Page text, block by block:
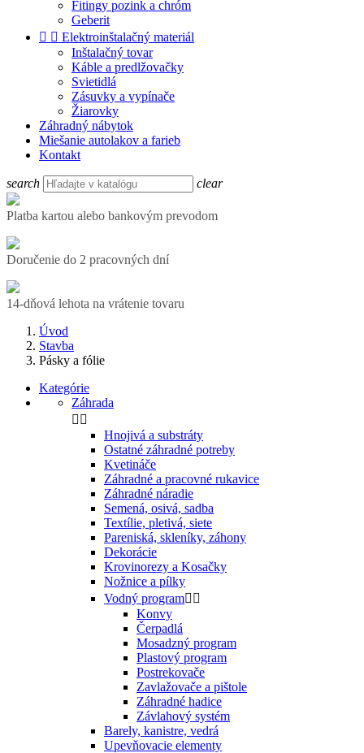
Fitingy pozink a chróm
Geberit
  Elektroinštalačný materiál
Inštalačný tovar
Káble a predlžovačky
Svietidlá
Zásuvky a vypínače
Žiarovky
Záhradný nábytok
Miešanie autolakov a farieb
Kontakt
search clear
Platba kartou alebo bankovým prevodom
Doručenie do 2 pracovných dní
14-dňová lehota na vrátenie tovaru
Úvod
Stavba
Pásky a fólie
Kategórie
Záhrada
 
Hnojivá a substráty
Ostatné záhradné potreby
Kvetináče
Záhradné a pracovné rukavice
Záhradné náradie
Semená, osivá, sadba
Textílie, pletivá, siete
Pareniská, skleníky, záhony
Dekorácie
Krovinorezy a Kosačky
Nožnice a pílky
Vodný program 
Konvy
Čerpadlá
Mosadzný program
Plastový program
Postrekovače
Zavlažovače a pištole
Záhradné hadice
Závlahový systém
Barely, kanistre, vedrá
Upevňovacie elementy